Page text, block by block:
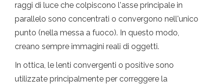
raggi di luce che colpiscono l'asse principale in
parallelo sono concentrati o convergono nell'unico
punto (nella messa a fuoco). In questo modo,
creano sempre immagini reali di oggetti.
In ottica, le lenti convergenti o positive sono
utilizzate principalmente per correggere la